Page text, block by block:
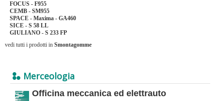
FOCUS - F955
CEMB - SM955
SPACE - Maxima - GA460
SICE - S 58 LL
GIULIANO - S 233 FP
vedi tutti i prodotti in Smontagomme
Merceologia
Officina meccanica ed elettrauto